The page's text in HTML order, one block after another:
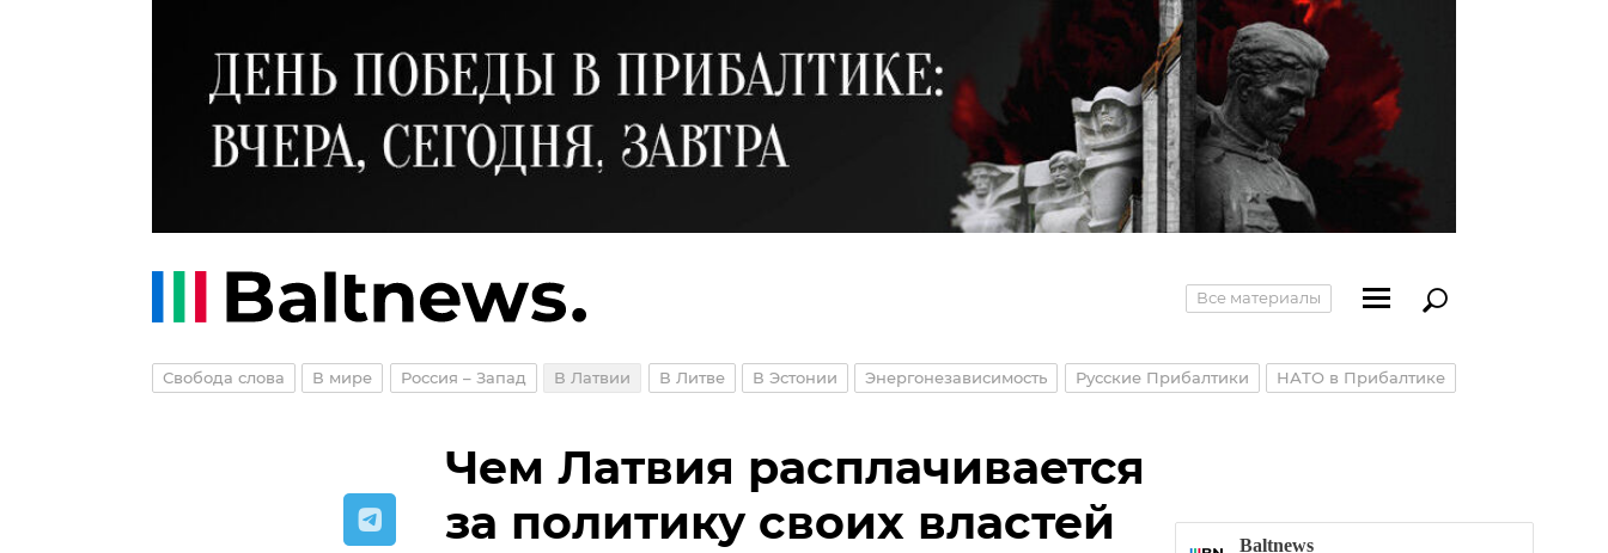
Все материалы
Свобода слова В мире Россия – Запад В Латвии В Литве В Эстонии Энергонезависимость Русские Прибалтики НАТО в Прибалтике
Чем Латвия расплачивается
за политику своих властей